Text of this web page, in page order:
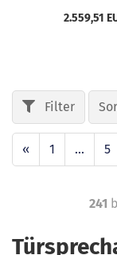
2.559,51
« 1 ... 5
241